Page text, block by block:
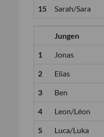
15 Sarah/Sara
Jungen
1 Jonas
2 Elias
3 Ben
4 Leon/Léon
5 Luca/Luka